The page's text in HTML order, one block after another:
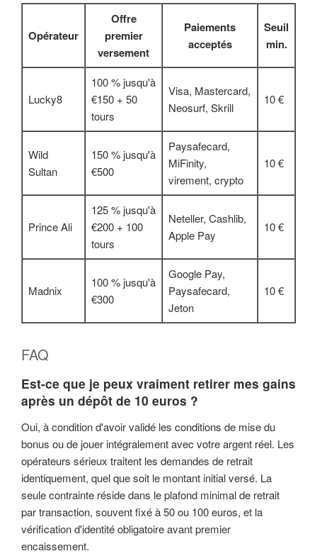
Opérateur
Offre
premier
versement
Paiements
acceptés
Seuil
min.
Lucky8
100 % jusqu'à
€150 + 50
tours
Visa, Mastercard,
Neosurf, Skrill
10 €
Wild
Sultan
150 % jusqu'à
€500
Paysafecard,
MiFinity,
virement, crypto
10 €
Prince Ali
125 % jusqu'à
€200 + 100
tours
Neteller, Cashlib,
Apple Pay
10 €
Madnix
100 % jusqu'à
€300
Google Pay,
Paysafecard,
Jeton
10 €
FAQ
Est-ce que je peux vraiment retirer mes gains
après un dépôt de 10 euros ?
Oui, à condition d'avoir validé les conditions de mise du
bonus ou de jouer intégralement avec votre argent réel. Les
opérateurs sérieux traitent les demandes de retrait
identiquement, quel que soit le montant initial versé. La
seule contrainte réside dans le plafond minimal de retrait
par transaction, souvent fixé à 50 ou 100 euros, et la
vérification d'identité obligatoire avant premier
encaissement.